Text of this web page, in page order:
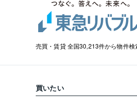
売買・賃貸 全国30,213件から物件検
買いたい